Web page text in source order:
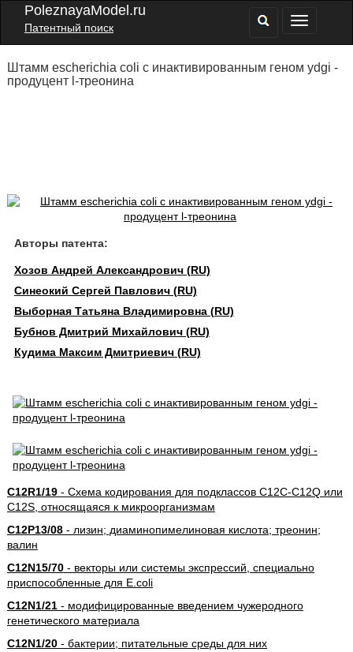
PoleznayaModel.ru
Патентный поиск
Штамм escherichia coli с инактивированным геном ydgi -
продуцент l-треонина
Авторы патента:
Хозов Андрей Александрович (RU)
Синеокий Сергей Павлович (RU)
Выборная Татьяна Владимировна (RU)
Бубнов Дмитрий Михайлович (RU)
Кудима Максим Дмитриевич (RU)
C12R1/19- Схема кодирования для подклассов C12C-C12Q или
C12S, относящаяся к микроорганизмам
C12P13/08- лизин; диаминопимелиновая кислота; треонин;
валин
C12N15/70- векторы или системы экспрессий, специально
приспособленные для E.coli
C12N1/21- модифицированные введением чужеродного
генетического материала
C12N1/20- бактерии; питательные среды для них